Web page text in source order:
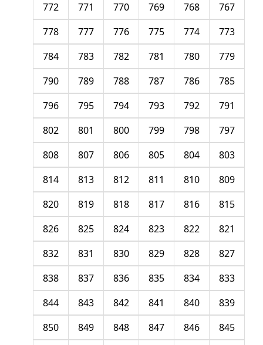
767
768
769
770
771
772
773
774
775
776
777
778
779
780
781
782
783
784
785
786
787
788
789
790
791
792
793
794
795
796
797
798
799
800
801
802
803
804
805
806
807
808
809
810
811
812
813
814
815
816
817
818
819
820
821
822
823
824
825
826
827
828
829
830
831
832
833
834
835
836
837
838
839
840
841
842
843
844
845
846
847
848
849
850